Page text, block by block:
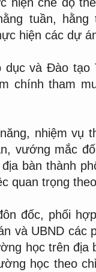
tuần, hằng
hiện các dự
dục và Đào tạo
chính tham
nhiệm vụ
vướng mắc
bàn thành
quan trọng
đốc, phối
và UBND các
học trên địa
học theo